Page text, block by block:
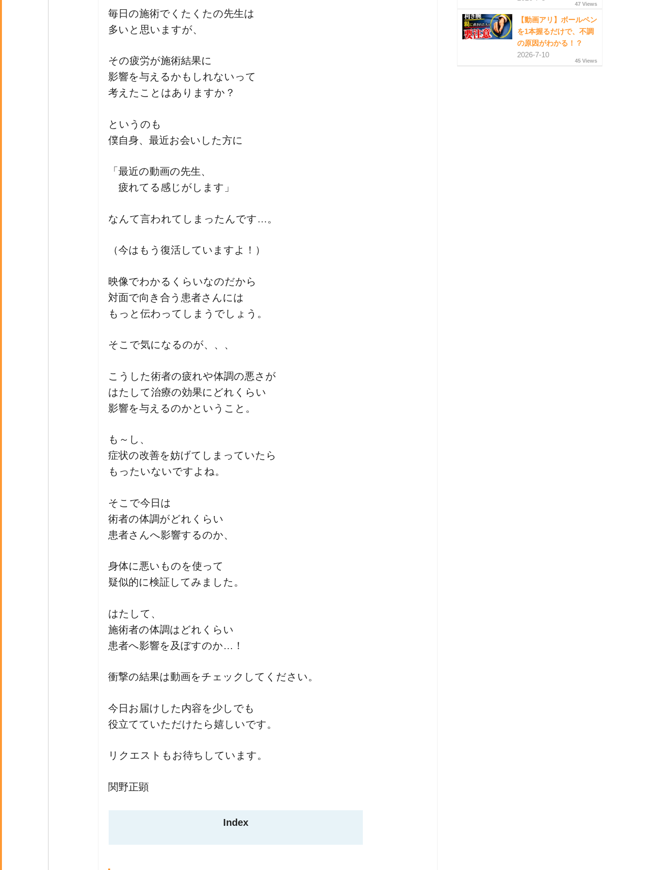
一流の整体師セミナー
無料映像＆ご案内ページ
首・肩テクニック
毎日の施術でくたくたの先生は
多いと思いますが、
その疲労が施術結果に
影響を与えるかもしれないって
考えたことはありますか？
というのも
僕自身、最近お会いした方に
「最近の動画の先生、
疲れてる感じがします」
なんて言われてしまったんです…。
（今はもう復活していますよ！）
映像でわかるくらいなのだから
対面で向き合う患者さんには
もっと伝わってしまうでしょう。
そこで気になるのが、、、
こうした術者の疲れや体調の悪さが
はたして治療の効果にどれくらい
影響を与えるのかということ。
も～し、
症状の改善を妨げてしまっていたら
もったいないですよね。
そこで今日は
術者の体調がどれくらい
患者さんへ影響するのか、
身体に悪いものを使って
疑似的に検証してみました。
はたして、
施術者の体調はどれくらい
患者へ影響を及ぼすのか…！
衝撃の結果は動画をチェックしてください。
今日お届けした内容を少しでも
役立てていただけたら嬉しいです。
リクエストもお待ちしています。
関野正顕
Index
47 Views
【動画アリ】ボールペン
を1本握るだけで、不調
の原因がわかる！？
2026-7-10
45 Views